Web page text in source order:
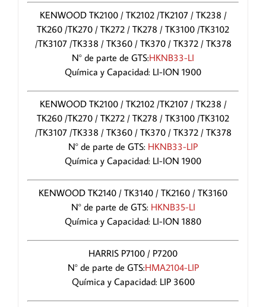
KENWOOD TK2100 / TK2102 /TK2107 / TK238 /
TK260 /TK270 / TK272 / TK278 / TK3100 /TK3102
/TK3107 /TK338 / TK360 / TK370 / TK372 / TK378
N° de parte de GTS:HKNB33-LI
Química y Capacidad: LI-ION 1900
KENWOOD TK2100 / TK2102 /TK2107 / TK238 /
TK260 /TK270 / TK272 / TK278 / TK3100 /TK3102
/TK3107 /TK338 / TK360 / TK370 / TK372 / TK378
N° de parte de GTS: HKNB33-LIP
Química y Capacidad: LI-ION 1900
KENWOOD TK2140 / TK3140 / TK2160 / TK3160
N° de parte de GTS: HKNB35-LI
Química y Capacidad: LI-ION 1880
HARRIS P7100 / P7200
N° de parte de GTS:HMA2104-LIP
Química y Capacidad: LIP 3600